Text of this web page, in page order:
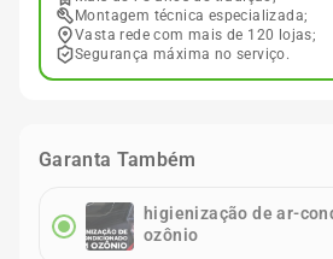
Montagem técnica especializada;
Vasta rede com mais de 120 lojas;
Segurança máxima no serviço.
Garanta Também
higienização de ar-
ozônio